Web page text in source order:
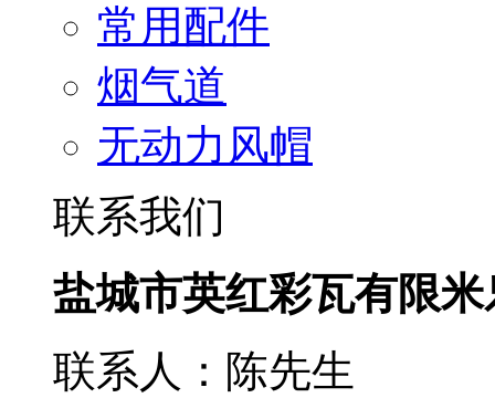
常用配件
烟气道
无动力风帽
联系我们
盐城市英红彩瓦有限
联系人：陈先生